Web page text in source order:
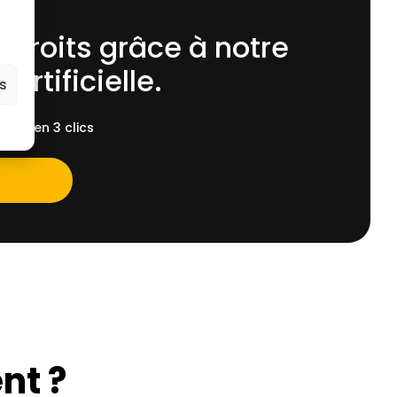
droits grâce à notre
Artificielle.
en 3 clics
?